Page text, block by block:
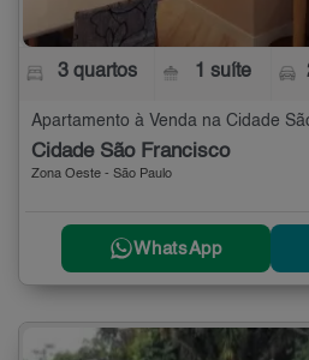
3 quartos 1 suíte
Apartamento à Venda na Cidade
Cidade São Francisco
Zona Oeste - São Paulo
WhatsApp